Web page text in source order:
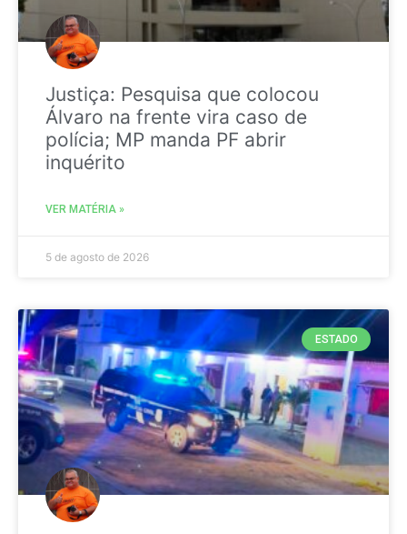
Justiça: Pesquisa que colocou
Álvaro na frente vira caso de
polícia; MP manda PF abrir
inquérito
VER MATÉRIA »
5 de agosto de 2026
ESTADO